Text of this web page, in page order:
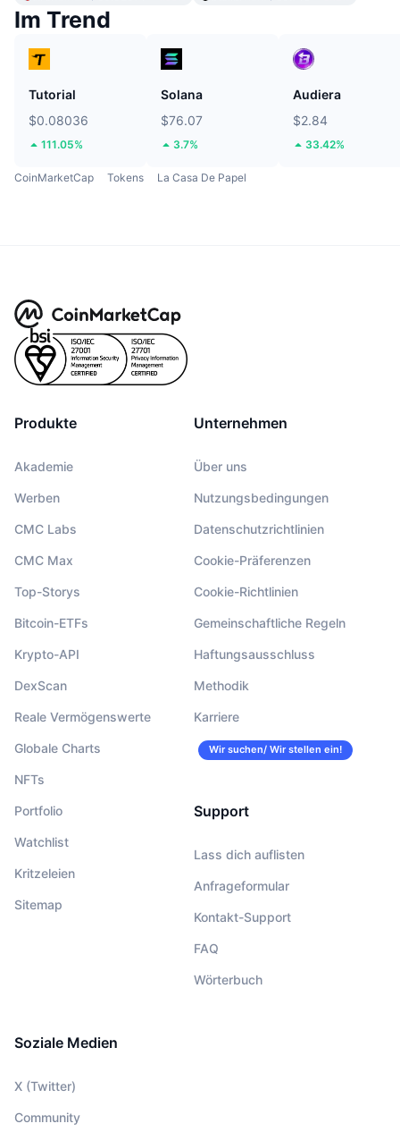
Im Trend
Tutorial
$0.08036
111.05%
Solana
$76.07
3.7%
Audiera
$2.84
33.42%
CoinMarketCap Tokens La Casa De Papel
Produkte
Akademie
Werben
CMC Labs
CMC Max
Top-Storys
Bitcoin-ETFs
Krypto-API
DexScan
Reale Vermögenswerte
Globale Charts
NFTs
Portfolio
Watchlist
Kritzeleien
Sitemap
Unternehmen
Über uns
Nutzungsbedingungen
Datenschutzrichtlinien
Cookie-Präferenzen
Cookie-Richtlinien
Gemeinschaftliche Regeln
Haftungsausschluss
Methodik
Karriere
Wir suchen/ Wir stellen ein!
Support
Lass dich auflisten
Anfrageformular
Kontakt-Support
FAQ
Wörterbuch
Soziale Medien
X (Twitter)
Community